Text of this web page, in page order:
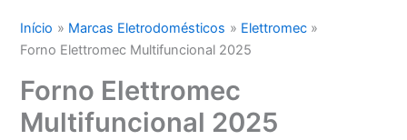
Início Marcas Eletrodomésticos
Elettromec
Forno Elettromec Multifuncional 2025
Forno Elettromec
Multifuncional 2025